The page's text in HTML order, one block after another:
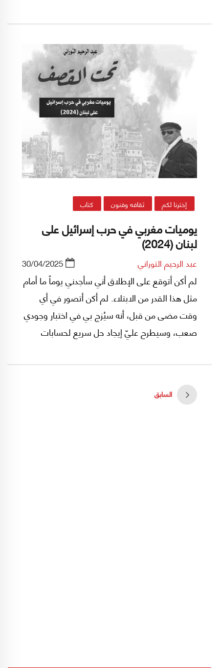
سلاستها وتعابيرها تخترق الظواهر إلى عمقها، أو ما
وراءها وأسرارها.
إخترنا لكم ثقافه وفنون كتاب
يوميات مغربي في حرب إسرائيل على
لبنان (2024)
عبد الرحيم التوراني 30/04/2025
لم أكن أتوقع على الإطلاق أني سأجدني يوماً ما أمام
مثل هذا القدر من الابتلاء. لم أكن أتصور في أي
وقت مضى من قبل، أنه سيُزج بي في اختبار وجودي
صعب، وسيطرح عليّ إيجاد حل سريع لحسابات
قبيل حاصل المسافة ما بين الموت المؤكد والموت
شبه المؤكد (*)؟
السابق